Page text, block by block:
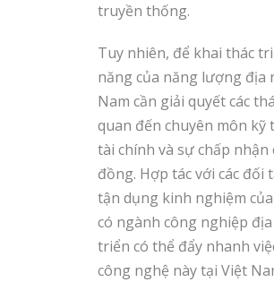
truyền thống.
Tuy nhiên, để khai thác
năng của năng lượng địa
Nam cần giải quyết các
quan đến chuyên môn
tài chính và sự chấp nhận
đồng. Hợp tác với các đối
tận dụng kinh nghiệm của
có ngành công nghiệp
triển có thể đẩy nhanh
công nghệ này tại Việt